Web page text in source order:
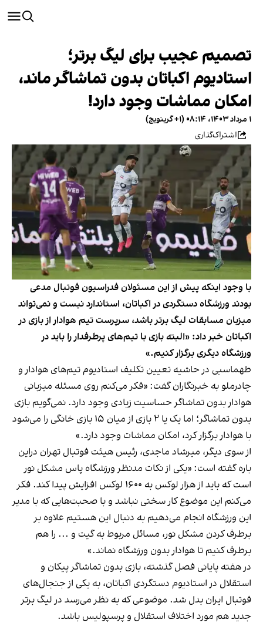
تصمیم عجیب برای لیگ برتر؛
استادیوم اکباتان بدون تماشاگر ماند،‌
امکان مماشات وجود دارد!
۱ مرداد ۱۴۰۳، ۰۸:۱۴ (‎+۱ گرینویچ)
اشتراک‌گذاری
با وجود اینکه پیش از این مسئولان فدراسیون فوتبال مدعی
بودند ورزشگاه دستگردی در اکباتان، استاندارد نیست و نمی‌تواند
میزبان مسابقات لیگ برتر باشد، سرپرست تیم هوادار از بازی در
اکباتان خبر داد: «البته بازی با تیم‌های پرطرفدار را باید در
ورزشگاه دیگری برگزار کنیم.»
طهماسبی در حاشیه تعیین تکلیف استادیوم‌ تیم‌های هوادار و
چادرملو به خبرنگاران گفت: «فکر می‌کنم روی مسئله میزبانی
هوادار بدون تماشاگر حساسیت زیادی وجود دارد. نمی‌گویم بازی
بدون تماشاگر؛ اما یک یا ۲ بازی از میان ۱۵ بازی خانگی را می‌شود
با هوادار برگزار کرد، امکان مماشات وجود دارد.»
از سوی دیگر، میرشاد ماجدی، رئیس هیئت فوتبال تهران دراین
باره گفته است: «یکی از نکات مدنظر ورزشگاه پاس مشکل نور
است که باید از هزار لوکس به ۱۶۰۰ لوکس افزایش پیدا کند. فکر
می‌کنم این موضوع کار سختی نباشد و با صحبت‌هایی که با مدیر
این ورزشگاه انجام می‌دهیم به دنبال این هستیم علاوه بر
برطرف کردن مشکل نور، مسائل مربوط به گیت و ... را هم
برطرف کنیم تا هوادار بدون ورزشگاه نماند.»
در هفته‌ پایانی فصل گذشته، بازی بدون تماشاگر پیکان و
استقلال در استادیوم دستگردی اکباتان، به یکی از جنجال‌های
فوتبال ایران بدل شد. موضوعی که به نظر می‌رسد در لیگ برتر
جدید هم مورد اختلاف استقلال و پرسپولیس باشد.